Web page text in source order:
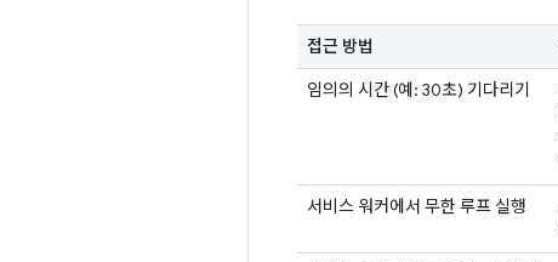
접근 방법
임의의 시간 (예: 30초) 기다리기
서비스 워커에서 무한 루프 실행